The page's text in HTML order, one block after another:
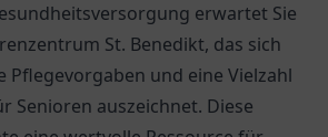
erwartet Sie
St. Benedikt, das sich
Pflegevorgaben und eine Vielzahl
Senioren auszeichnet. Diese